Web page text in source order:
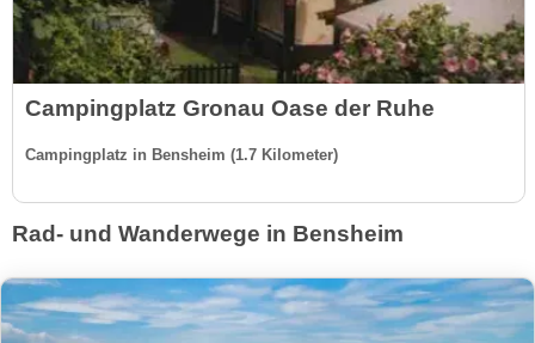
Campingplatz Gronau Oase der Ruhe
Campingplatz in Bensheim (1.7 Kilometer)
Rad- und Wanderwege in Bensheim